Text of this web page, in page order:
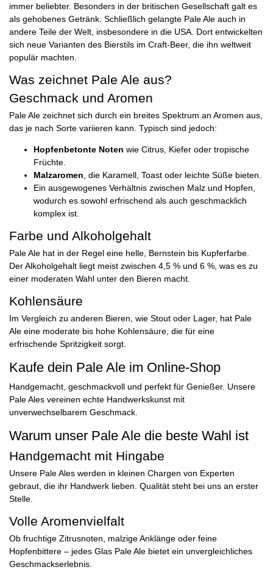
immer beliebter. Besonders in der britischen Gesellschaft galt es
als gehobenes Getränk. Schließlich gelangte Pale Ale auch in
andere Teile der Welt, insbesondere in die USA. Dort entwickelten
sich neue Varianten des Bierstils im Craft-Beer, die ihn weltweit
populär machten.
Was zeichnet Pale Ale aus?
Geschmack und Aromen
Pale Ale zeichnet sich durch ein breites Spektrum an Aromen aus,
das je nach Sorte variieren kann. Typisch sind jedoch:
Hopfenbetonte Noten wie Citrus, Kiefer oder tropische
Früchte.
Malzaromen , die Karamell, Toast oder leichte Süße bieten.
Ein ausgewogenes Verhältnis zwischen Malz und Hopfen,
wodurch es sowohl erfrischend als auch geschmacklich
komplex ist.
Farbe und Alkoholgehalt
Pale Ale hat in der Regel eine helle, Bernstein bis Kupferfarbe.
Der Alkoholgehalt liegt meist zwischen 4,5 % und 6 %, was es zu
einer moderaten Wahl unter den Bieren macht.
Kohlensäure
Im Vergleich zu anderen Bieren, wie Stout oder Lager, hat Pale
Ale eine moderate bis hohe Kohlensäure, die für eine
erfrischende Spritzigkeit sorgt.
Kaufe dein Pale Ale im Online-Shop
Handgemacht, geschmackvoll und perfekt für Genießer. Unsere
Pale Ales vereinen echte Handwerkskunst mit
unverwechselbarem Geschmack.
Warum unser Pale Ale die beste Wahl ist
Handgemacht mit Hingabe
Unsere Pale Ales werden in kleinen Chargen von Experten
gebraut, die ihr Handwerk lieben. Qualität steht bei uns an erster
Stelle.
Volle Aromenvielfalt
Ob fruchtige Zitrusnoten, malzige Anklänge oder feine
Hopfenbittere – jedes Glas Pale Ale bietet ein unvergleichliches
Geschmackserlebnis.